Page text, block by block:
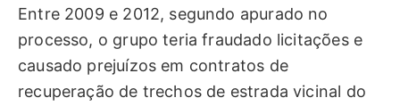
Entre 2009 e 2012, segundo apurado no
processo, o grupo teria fraudado licitações e
causado prejuízos em contratos de
recuperação de trechos de estrada vicinal do